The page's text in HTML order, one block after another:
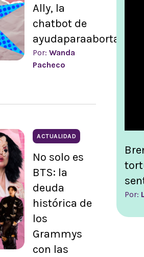
Ally, la
chatbot de
ayudaparaabortar
Por: Wanda
Pacheco
ACTUALIDAD
No solo es
BTS: la
deuda
histórica de
los
Grammys
con las
Por: